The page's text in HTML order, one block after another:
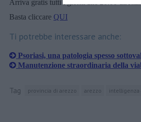
Arriva gratis tutti i giorni alle 20:00
Basta cliccare QUI
Ti potrebbe interessare anche:
Psoriasi, una patologia spesso
​Manutenzione straordinaria della
Tag provincia di arezzo arezzo intelligenza